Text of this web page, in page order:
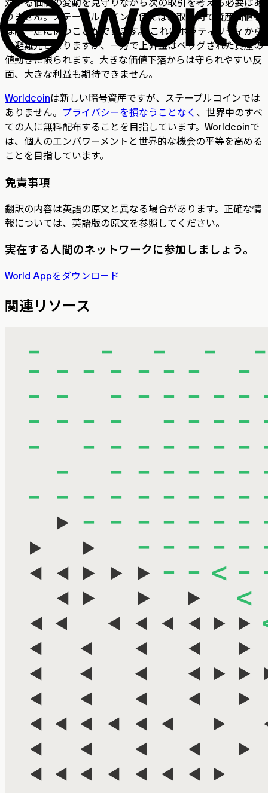
対する価値の変動を見守りながら次の取引を考える必要はあ
りません。ステーブルコインを使えば、取引間で資産価値を
ほぼ一定に保つことができます。 これはボラティリティから
の避難先となりますが、一方で上昇益はペッグされた資産の
値動きに限られます。大きな価値下落からは守られやすい反
面、大きな利益も期待できません。
Worldcoinは新しい暗号資産ですが、ステーブルコインでは
ありません。
プライバシーを損なうことなく 、世界中のすべ
ての人に無料配布することを目指しています。Worldcoinで
は、個人のエンパワーメントと世界的な機会の平等を高める
ことを目指しています。
免責事項
翻訳の内容は英語の原文と異なる場合があります。正確な情
報については、英語版の原文を参照してください。
実在する人間のネットワークに参加しましょう。
World Appをダウンロード
関連リソース